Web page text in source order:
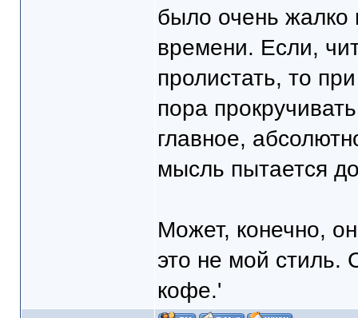
было очень жалко
времени. Если,
пролистать, то
пора
главное,
мысль пытается
Может, конечно,
это не мой стиль.
кофе.'